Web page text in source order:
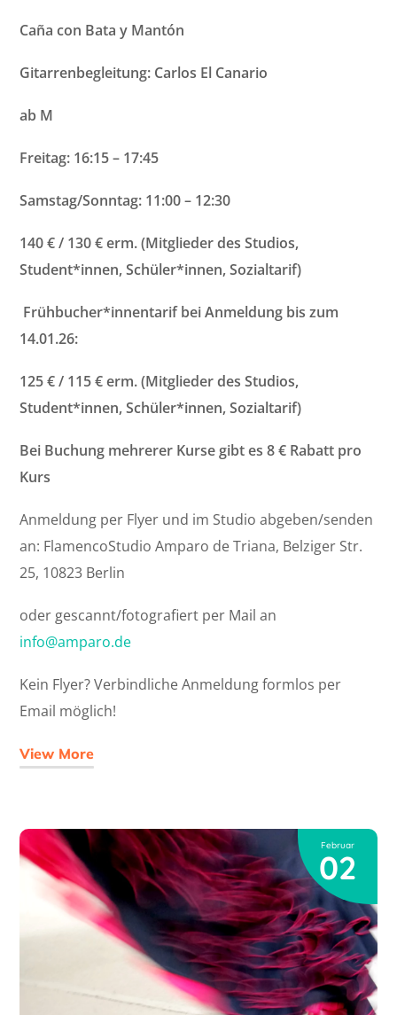
Caña con Bata y Mantón
Gitarrenbegleitung: Carlos El Canario
ab M
Freitag: 16:15 – 17:45
Samstag/Sonntag: 11:00 – 12:30
140 € / 130 € erm. (Mitglieder des Studios,
Student*innen, Schüler*innen, Sozialtarif)
Frühbucher*innentarif bei Anmeldung bis zum
14.01.26:
125 € / 115 € erm. (Mitglieder des Studios,
Student*innen, Schüler*innen, Sozialtarif)
Bei Buchung mehrerer Kurse gibt es 8 € Rabatt pro
Kurs
Anmeldung per Flyer und im Studio abgeben/senden
an: FlamencoStudio Amparo de Triana, Belziger Str.
25, 10823 Berlin
oder gescannt/fotografiert per Mail an
info@amparo.de
Kein Flyer? Verbindliche Anmeldung formlos per
Email möglich!
View More
Februar
02